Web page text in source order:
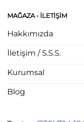
MAĞAZA - ILETIŞIM
Hakkımızda
İletişim / S.S.S.
Kurumsal
Blog